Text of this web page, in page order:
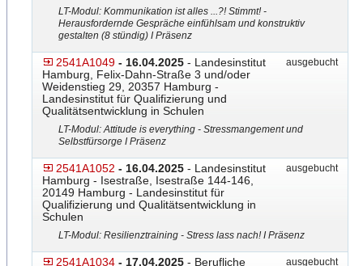
LT-Modul: Kommunikation ist alles ...?! Stimmt! -
Herausfordernde Gespräche einfühlsam und konstruktiv
gestalten (8 stündig) I Präsenz
2541A1049 - 16.04.2025 - Landesinstitut
Hamburg, Felix-Dahn-Straße 3 und/oder
Weidenstieg 29, 20357 Hamburg -
Landesinstitut für Qualifizierung und
Qualitätsentwicklung in Schulen
ausgebucht
LT-Modul: Attitude is everything - Stressmangement und
Selbstfürsorge I Präsenz
2541A1052 - 16.04.2025 - Landesinstitut
Hamburg - Isestraße, Isestraße 144-146,
20149 Hamburg - Landesinstitut für
Qualifizierung und Qualitätsentwicklung in
Schulen
ausgebucht
LT-Modul: Resilienztraining - Stress lass nach! I Präsenz
2541A1034 - 17.04.2025 - Berufliche
ausgebucht